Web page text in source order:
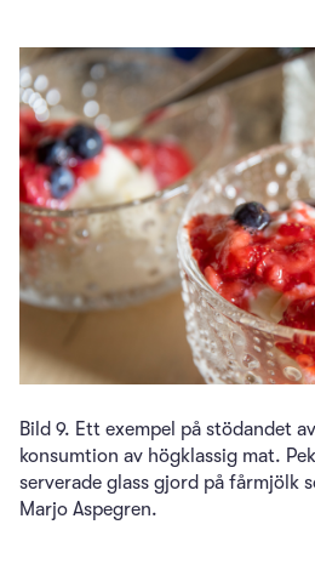
Bild 9. Ett exempel på stödandet
konsumtion av högklassig mat.
serverade glass gjord på fårmjölk
Marjo Aspegren.